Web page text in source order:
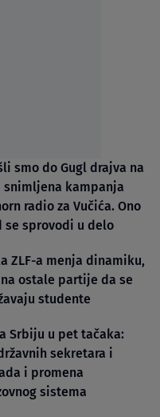
smo do Gugl drajva na
snimljena kampanja
radio za Vučića. Ono
se sprovodi u delo
ZLF-a menja dinamiku,
ostale partije da se
studente
Srbiju u pet tačaka:
sekretara i
i promena
sistema